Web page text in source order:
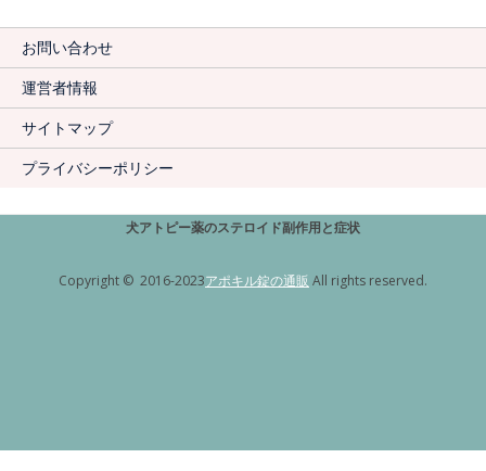
お問い合わせ
運営者情報
サイトマップ
プライバシーポリシー
犬アトピー薬のステロイド副作用と症状
Copyright © 2016-2023アポキル錠の通販 All rights reserved.